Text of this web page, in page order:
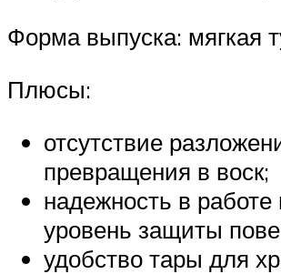
Форма выпуска: мягкая
Плюсы:
отсутствие
превращения в воск;
надежность в
уровень защиты
удобство тары для